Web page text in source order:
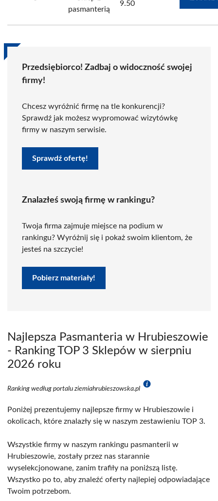
pasmanterią
9.50
Przedsiębiorco! Zadbaj o widoczność swojej
firmy!
Chcesz wyróżnić firmę na tle konkurencji?
Sprawdź jak możesz wypromować wizytówkę
firmy w naszym serwisie.
Sprawdź ofertę!
Znalazłeś swoją firmę w rankingu?
Twoja firma zajmuje miejsce na podium w
rankingu? Wyróżnij się i pokaż swoim klientom, że
jesteś na szczycie!
Pobierz materiały!
Najlepsza Pasmanteria w Hrubieszowie
- Ranking TOP 3 Sklepów w sierpniu
2026 roku
Ranking według portalu ziemiahrubieszowska.pl
Poniżej prezentujemy najlepsze firmy w Hrubieszowie i
okolicach, które znalazły się w naszym zestawieniu TOP 3.
Wszystkie firmy w naszym rankingu pasmanterii w
Hrubieszowie, zostały przez nas starannie
wyselekcjonowane, zanim trafiły na poniższą listę.
Wszystko po to, aby znaleźć oferty najlepiej odpowiadające
Twoim potrzebom.